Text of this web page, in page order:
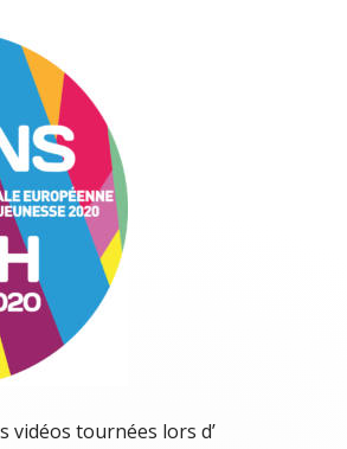
vidéos tournées lors d’